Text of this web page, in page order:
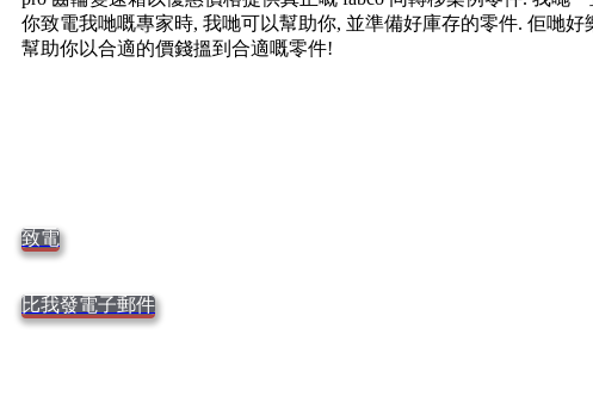
你致電我哋嘅專家時, 我哋可以幫助你, 並準備好庫存的零件. 佢哋
幫助你以合適的價錢搵到合適嘅零件!
致電
比我發電子郵件